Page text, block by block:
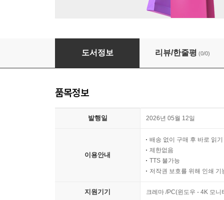
주르맥디의 선물
도서정보 리뷰/한줄평 (0/0)
품목정보
발행일 2026년 05월 12일
이용안내
배송 없이 구매 후 바로 읽기
제한없음
TTS 불가능
저작권 보호를 위해 인쇄 기
지원기기 크레마 /PC(윈도우 - 4K 모